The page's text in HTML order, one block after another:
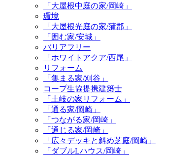
「大屋根中庭の家/岡崎」
環境
「大屋根光庭の家/蒲郡」
「囲む家/安城」
バリアフリー
「ホワイトアクア/西尾」
リフォーム
「集まる家/刈谷」
コープ生協提携建築士
「土岐の家リフォーム」
「通る家/岡崎」
「つながる家/岡崎」
「通じる家/岡崎」
「広々デッキと斜め芝庭/岡崎」
「ダブルLハウス/岡崎」